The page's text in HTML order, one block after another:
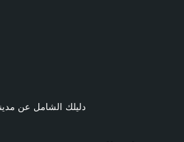
دليلك الشامل عن